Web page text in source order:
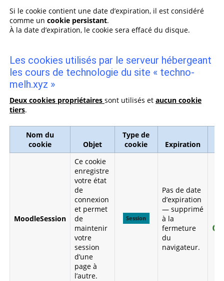
Si le cookie contient une date d’expiration, il est considéré
comme un cookie persistant.
À la date d’expiration, le cookie sera effacé du disque.
Les cookies utilisés par le serveur hébergeant
les cours de technologie du site « techno-
melh.xyz »
Deux cookies propriétaires sont utilisés et aucun cookie
tiers.
Nom du
cookie
Objet
Type de
cookie
Expiration
MoodleSession
Ce cookie
enregistre
votre état
de
connexion
et permet
de
maintenir
votre
session
d’une
page à
l’autre.
Session
Pas de date
d’expiration
— supprimé
à la
fermeture
du
navigateur.